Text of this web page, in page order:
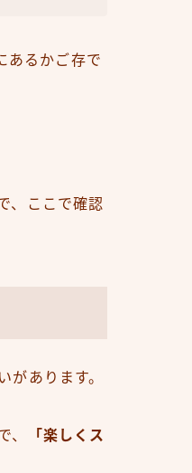
あるかご存で
、ここで確認
があります。
、
「楽しくス